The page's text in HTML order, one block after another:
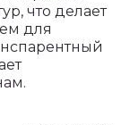
что делает
для